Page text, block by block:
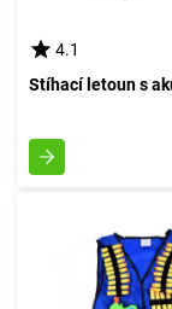
4.1